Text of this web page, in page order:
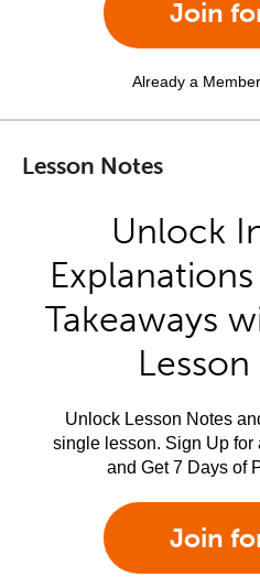
Join
Already a
Lesson Notes
Unlock
Takeaways
Unlock Lesson Notes
single lesson. Sign Up for
and Get 7 Days of
Join